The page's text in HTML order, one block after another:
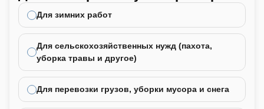
Для зимних работ
Для сельскохозяйственных нужд (пахота,
уборка травы и другое)
Для перевозки грузов, уборки мусора и снега